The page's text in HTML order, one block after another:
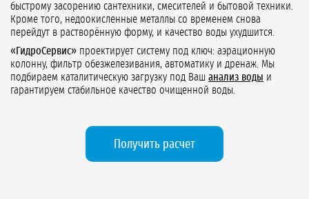
быстрому засорению сантехники, смесителей и бытовой техники.
Кроме того, недоокисленные металлы со временем снова
перейдут в растворённую форму, и качество воды ухудшится.
«ГидроСервис» проектирует систему под ключ: аэрационную
колонну, фильтр обезжелезивания, автоматику и дренаж. Мы
подбираем каталитическую загрузку под Ваш анализ воды и
гарантируем стабильное качество очищенной воды.
Получить расчет